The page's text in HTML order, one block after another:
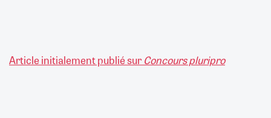
Article initialement publié sur Concours pluripro